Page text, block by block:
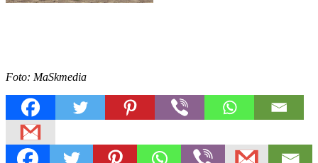
Foto: MaSkmedia